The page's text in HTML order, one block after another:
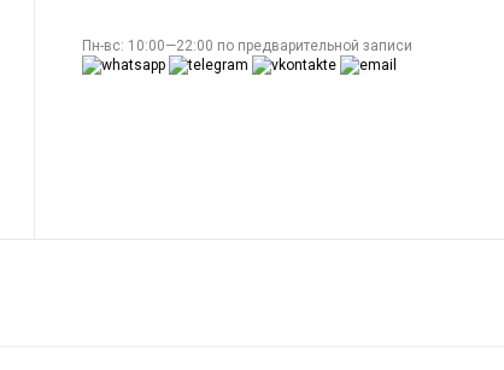
Пн-вс: 10:00—22:00 по предварительной записи